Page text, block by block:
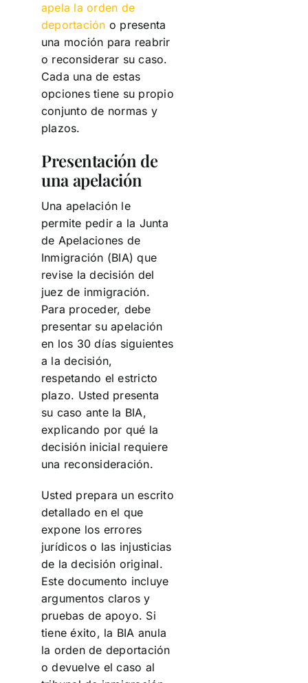
apela la orden de
deportación o presenta
una moción para reabrir
o reconsiderar su caso.
Cada una de estas
opciones tiene su propio
conjunto de normas y
plazos.
Presentación de
una apelación
Una apelación le
permite pedir a la Junta
de Apelaciones de
Inmigración (BIA) que
revise la decisión del
juez de inmigración.
Para proceder, debe
presentar su apelación
en los 30 días siguientes
a la decisión,
respetando el estricto
plazo. Usted presenta
su caso ante la BIA,
explicando por qué la
decisión inicial requiere
una reconsideración.
Usted prepara un escrito
detallado en el que
expone los errores
jurídicos o las injusticias
de la decisión original.
Este documento incluye
argumentos claros y
pruebas de apoyo. Si
tiene éxito, la BIA anula
la orden de deportación
o devuelve el caso al